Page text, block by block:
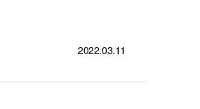
2022.03.11